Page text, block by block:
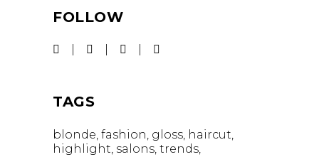
FOLLOW
TAGS
blonde fashion gloss haircut
highlight salons trends